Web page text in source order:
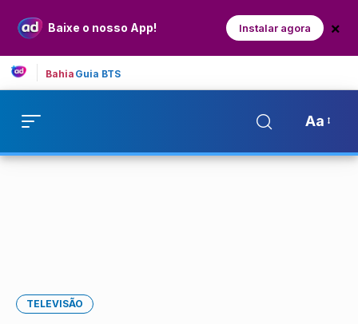
Baixe o nosso App! Instalar agora ×
Bahia Guia BTS
Aa
TELEVISÃO